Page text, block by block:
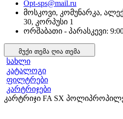
Opt-sps@mail.ru
მოსკოვი, კომუნარკა,
30, კორპუსი 1
ორშაბათი - პარასკევი:
მუქი თემა ღია თემა
სახლი
კატალოგი
ფილტრები
კარტრიჯები
კარტრიჯი FA SX